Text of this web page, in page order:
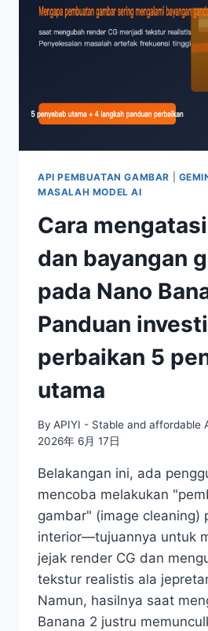
AGAR
CODE
SOL
API PEMBUATAN GAMBAR
MASALAH MODEL AI
Cara
dan bayangan
pada Nano
Panduan
perbaikan 5
utama
By APIYI - Stable and affordable
2026年 6月 17日
Belakangan ini, ada
mencoba melakukan
gambar" (image cleaning)
interior—tujuannya untuk
jejak render CG dan
tekstur realistis ala
Namun, hasilnya saat
Banana 2 justru